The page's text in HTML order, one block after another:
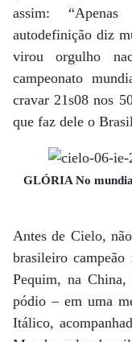
assim:
autodefinição diz
virou orgulho
campeonato
cravar 21s08 nos
que faz dele o
GLÓRIA No
Antes de Cielo,
brasileiro
Pequim, na
pódio – em uma
Itálico,